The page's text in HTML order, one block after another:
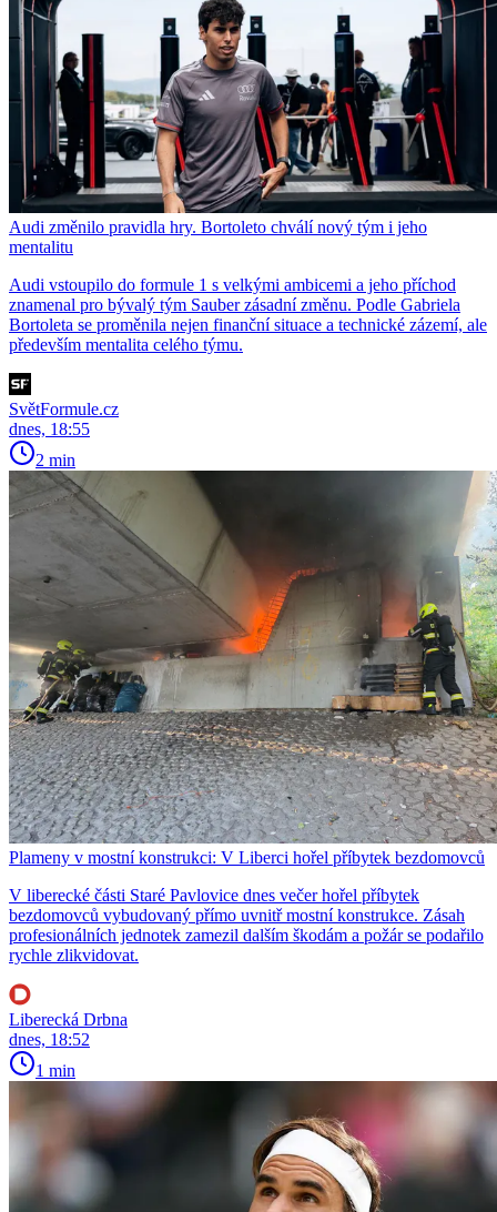
Audi změnilo pravidla hry. Bortoleto chválí nový tým i jeho
mentalitu
Audi vstoupilo do formule 1 s velkými ambicemi a jeho příchod
znamenal pro bývalý tým Sauber zásadní změnu. Podle Gabriela
Bortoleta se proměnila nejen finanční situace a technické zázemí, ale
především mentalita celého týmu.
SvětFormule.cz
dnes, 18:55
2 min
Plameny v mostní konstrukci: V Liberci hořel příbytek bezdomovců
V liberecké části Staré Pavlovice dnes večer hořel příbytek
bezdomovců vybudovaný přímo uvnitř mostní konstrukce. Zásah
profesionálních jednotek zamezil dalším škodám a požár se podařilo
rychle zlikvidovat.
Liberecká Drbna
dnes, 18:52
1 min